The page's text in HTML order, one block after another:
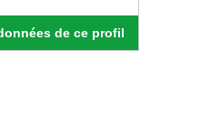
de ce profil